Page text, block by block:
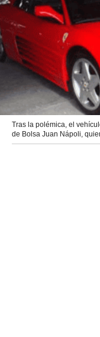
Tras la polémica, el
de Bolsa Juan Nápoli,